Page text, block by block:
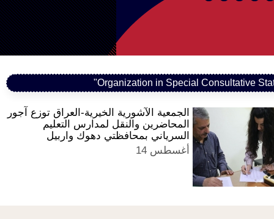
الجمعية الآشورية الخيرية-العراق توزع آجور
المحاضرين والنقل لمدارس التعليم
السرياني بمحافظتي دهوك واربيل
أغسطس 14